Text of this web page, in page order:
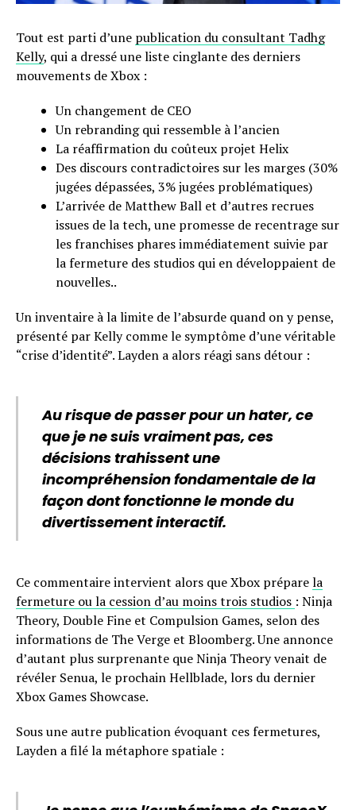
Tout est parti d’une publication du consultant Tadhg
Kelly, qui a dressé une liste cinglante des derniers
mouvements de Xbox :
Un changement de CEO
Un rebranding qui ressemble à l’ancien
La réaffirmation du coûteux projet Helix
Des discours contradictoires sur les marges (30%
jugées dépassées, 3% jugées problématiques)
L’arrivée de Matthew Ball et d’autres recrues
issues de la tech, une promesse de recentrage sur
les franchises phares immédiatement suivie par
la fermeture des studios qui en développaient de
nouvelles..
Un inventaire à la limite de l’absurde quand on y pense,
présenté par Kelly comme le symptôme d’une véritable
“crise d’identité”. Layden a alors réagi sans détour :
Au risque de passer pour un hater, ce
que je ne suis vraiment pas, ces
décisions trahissent une
incompréhension fondamentale de la
façon dont fonctionne le monde du
divertissement interactif.
Ce commentaire intervient alors que Xbox préparela
fermeture ou la cession d’au moins trois studios : Ninja
Theory, Double Fine et Compulsion Games, selon des
informations de The Verge et Bloomberg. Une annonce
d’autant plus surprenante que Ninja Theory venait de
révéler Senua, le prochain Hellblade, lors du dernier
Xbox Games Showcase.
Sous une autre publication évoquant ces fermetures,
Layden a filé la métaphore spatiale :